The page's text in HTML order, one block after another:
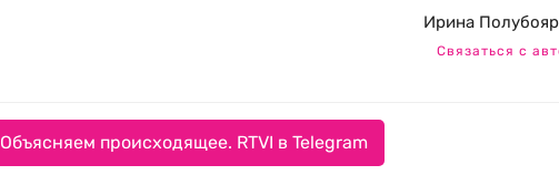
Ирина
Связаться с
Объясняем происходящее. RTVI в Telegram